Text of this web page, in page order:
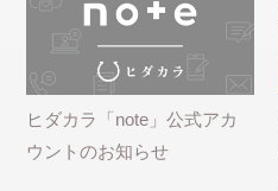
ヒダカラ「note」公式アカ
ウントのお知らせ